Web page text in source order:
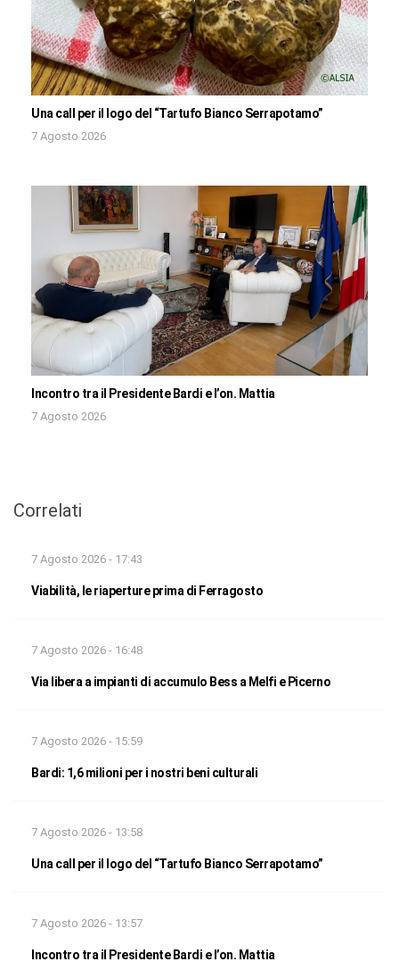
Una call per il logo del “Tartufo Bianco Serrapotamo”
7 Agosto 2026
Incontro tra il Presidente Bardi e l’on. Mattia
7 Agosto 2026
Correlati
7 Agosto 2026 - 17:43
Viabilità, le riaperture prima di Ferragosto
7 Agosto 2026 - 16:48
Via libera a impianti di accumulo Bess a Melfi e Picerno
7 Agosto 2026 - 15:59
Bardi: 1,6 milioni per i nostri beni culturali
7 Agosto 2026 - 13:58
Una call per il logo del “Tartufo Bianco Serrapotamo”
7 Agosto 2026 - 13:57
Incontro tra il Presidente Bardi e l’on. Mattia